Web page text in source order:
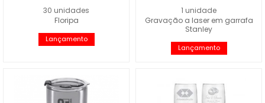
30 unidades
Floripa
Lançamento
1 unidade
Gravação a laser em garrafa
Stanley
Lançamento